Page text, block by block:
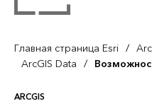
Главная страница Esri /
ArcGIS Data /
ARCGIS